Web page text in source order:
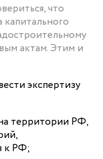
что
актам. Этим и
экспертизу
территории РФ,
к РФ;